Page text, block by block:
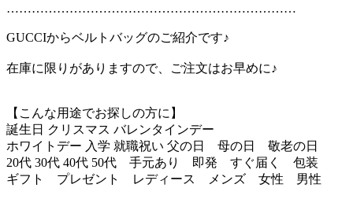
……………………………………………………………
GUCCIからベルトバッグのご紹介です♪
在庫に限りがありますので、ご注文はお早めに♪
【こんな用途でお探しの方に】
誕生日 クリスマス バレンタインデー
ホワイトデー 入学 就職祝い 父の日 母の日 敬老の日
20代 30代 40代 50代 手元あり 即発 すぐ届く 包装
ギフト プレゼント レディース メンズ 女性 男性